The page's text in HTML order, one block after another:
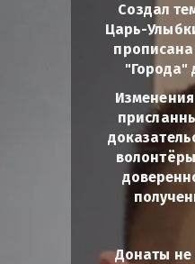
Создал
Царь-
"Города"
Донаты